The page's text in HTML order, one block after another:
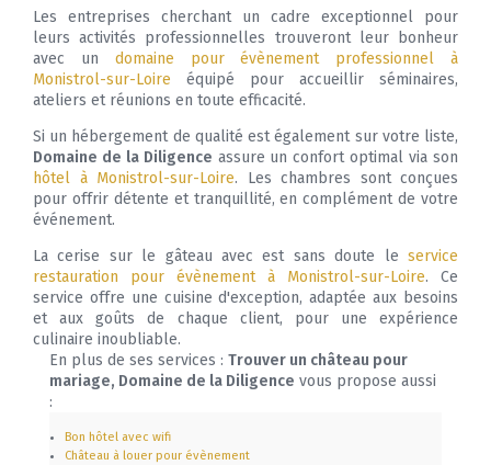
Les entreprises cherchant un cadre exceptionnel pour
leurs activités professionnelles trouveront leur bonheur
avec un domaine pour évènement professionnel à
Monistrol-sur-Loire équipé pour accueillir séminaires,
ateliers et réunions en toute efficacité.
Si un hébergement de qualité est également sur votre liste,
Domaine de la Diligence assure un confort optimal via son
hôtel à Monistrol-sur-Loire. Les chambres sont conçues
pour offrir détente et tranquillité, en complément de votre
événement.
La cerise sur le gâteau avec est sans doute le service
restauration pour évènement à Monistrol-sur-Loire. Ce
service offre une cuisine d'exception, adaptée aux besoins
et aux goûts de chaque client, pour une expérience
culinaire inoubliable.
En plus de ses services : Trouver un château pour
mariage, Domaine de la Diligence vous propose aussi
:
Bon hôtel avec wifi
Château à louer pour évènement